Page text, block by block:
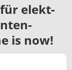
für elekt­
is now!